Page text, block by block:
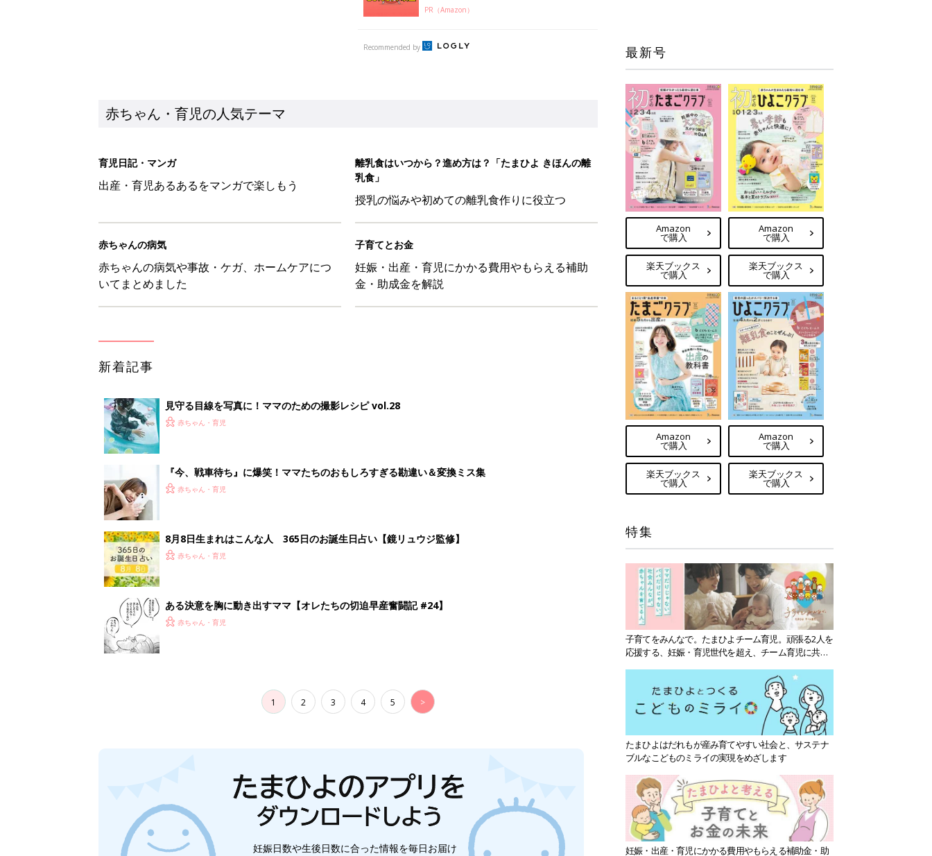
PR（Amazon）
Recommended by
赤ちゃん・育児の人気テーマ
育児日記・マンガ
出産・育児あるあるをマンガで楽しもう
離乳食はいつから？進め方は？「たまひよ きほんの離
乳食」
授乳の悩みや初めての離乳食作りに役立つ
赤ちゃんの病気
赤ちゃんの病気や事故・ケガ、ホームケアにつ
いてまとめました
子育てとお金
妊娠・出産・育児にかかる費用やもらえる補助
金・助成金を解説
新着記事
見守る目線を写真に！ママのための撮影レシピ vol.28
赤ちゃん・育児
『今、戦車待ち』に爆笑！ママたちのおもしろすぎる勘違い＆変換ミス集
赤ちゃん・育児
8月8日生まれはこんな人 365日のお誕生日占い【鏡リュウジ監修】
赤ちゃん・育児
ある決意を胸に動き出すママ【オレたちの切迫早産奮闘記 #24】
赤ちゃん・育児
1 2 3 4 5 >
妊娠日数や生後日数に合った情報を毎日お届け
最新号
Amazon
で購入
楽天ブックス
で購入
Amazon
で購入
楽天ブックス
で購入
Amazon
で購入
楽天ブックス
で購入
Amazon
で購入
楽天ブックス
で購入
特集
子育てをみんなで。たまひよチーム育児。頑張る2人を
応援する、妊娠・育児世代を超え、チーム育児に共感
たまひよはだれもが産み育てやすい社会と、サステナ
ブルなこどものミライの実現をめざします
妊娠・出産・育児にかかる費用やもらえる補助金・助